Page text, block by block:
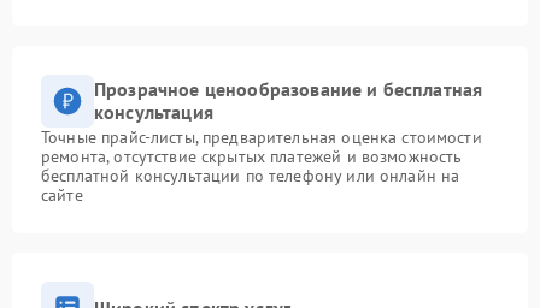
Прозрачное ценообразование и бесплатная
консультация
Точные прайс-листы, предварительная оценка стоимости
ремонта, отсутствие скрытых платежей и возможность
бесплатной консультации по телефону или онлайн на
сайте